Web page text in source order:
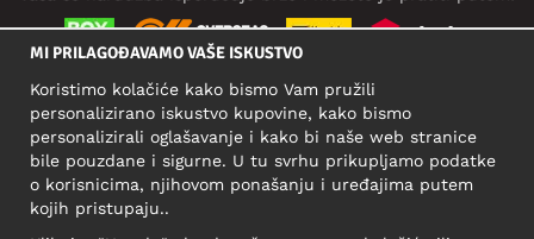
DRUŠTVENE MREŽE
POSLOVNA ADRESA
MI PRILAGOĐAVAMO VAŠE ISKUSTVO
Koristimo kolačiće kako bismo Vam pružili
personalizirano iskustvo kupovine, kako bismo
personalizirali oglašavanje i kako bi naše web stranice
bile pouzdane i sigurne. U tu svrhu prikupljamo podatke
o korisnicima, njihovom ponašanju i uređajima putem
kojih pristupaju..